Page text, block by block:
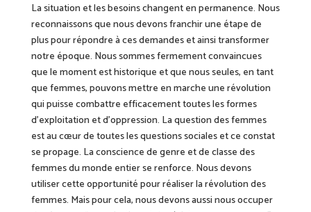
La situation et les besoins changent en permanence. Nous
reconnaissons que nous devons franchir une étape de
plus pour répondre à ces demandes et ainsitransformer
notre époque. Nous sommes fermement convaincues
que le moment est historique et que nous seules, en tant
que femmes, pouvons mettre en marche une révolution
qui puisse combattre efficacement toutes les formes
d’exploitation et d’oppression. La question des femmes
est au cœur de toutes les questions sociales et ce constat
se propage. La conscience de genre et de classe des
femmes du monde entier se renforce. Nous devons
utiliser cette opportunité pour réaliser la révolution des
femmes. Mais pour cela, nous devons aussi nous occuper